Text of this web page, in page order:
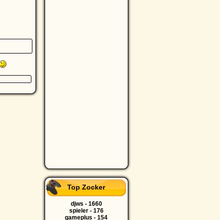
Top Zocker
djws - 1660
spieler - 176
gameplus - 154